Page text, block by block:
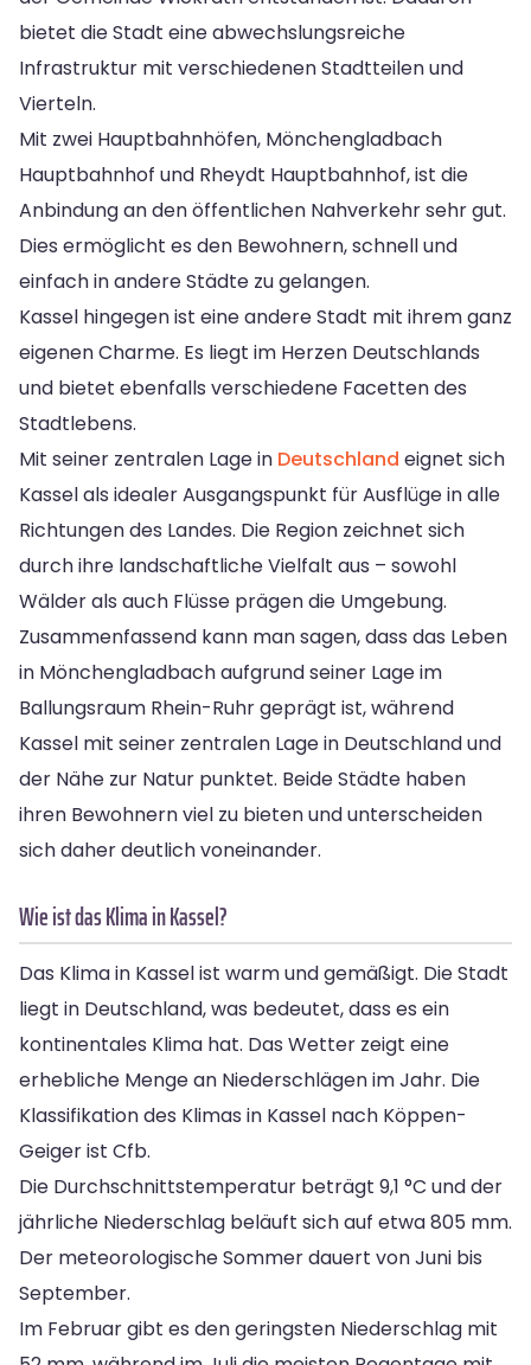
bietet die Stadt eine abwechslungsreiche
Infrastruktur mit verschiedenen Stadtteilen und
Vierteln.
Mit zwei Hauptbahnhöfen, Mönchengladbach
Hauptbahnhof und Rheydt Hauptbahnhof, ist die
Anbindung an den öffentlichen Nahverkehr sehr gut.
Dies ermöglicht es den Bewohnern, schnell und
einfach in andere Städte zu gelangen.
Kassel hingegen ist eine andere Stadt mit ihrem ganz
eigenen Charme. Es liegt im Herzen Deutschlands
und bietet ebenfalls verschiedene Facetten des
Stadtlebens.
Mit seiner zentralen Lage in Deutschland eignet sich
Kassel als idealer Ausgangspunkt für Ausflüge in alle
Richtungen des Landes. Die Region zeichnet sich
durch ihre landschaftliche Vielfalt aus – sowohl
Wälder als auch Flüsse prägen die Umgebung.
Zusammenfassend kann man sagen, dass das Leben
in Mönchengladbach aufgrund seiner Lage im
Ballungsraum Rhein-Ruhr geprägt ist, während
Kassel mit seiner zentralen Lage in Deutschland und
der Nähe zur Natur punktet. Beide Städte haben
ihren Bewohnern viel zu bieten und unterscheiden
sich daher deutlich voneinander.
Wie ist das Klima in Kassel?
Das Klima in Kassel ist warm und gemäßigt. Die Stadt
liegt in Deutschland, was bedeutet, dass es ein
kontinentales Klima hat. Das Wetter zeigt eine
erhebliche Menge an Niederschlägen im Jahr. Die
Klassifikation des Klimas in Kassel nach Köppen-
Geiger ist Cfb.
Die Durchschnittstemperatur beträgt 9,1 °C und der
jährliche Niederschlag beläuft sich auf etwa 805 mm.
Der meteorologische Sommer dauert von Juni bis
September.
Im Februar gibt es den geringsten Niederschlag mit